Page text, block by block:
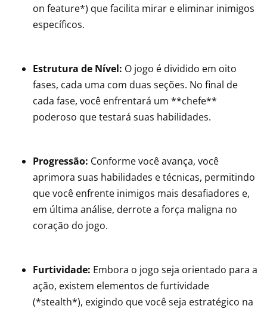
on feature*) que facilita mirar e eliminar inimigos
específicos.
Estrutura de Nível: O jogo é dividido em oito
fases, cada uma com duas seções. No final de
cada fase, você enfrentará um **chefe**
poderoso que testará suas habilidades.
Progressão: Conforme você avança, você
aprimora suas habilidades e técnicas, permitindo
que você enfrente inimigos mais desafiadores e,
em última análise, derrote a força maligna no
coração do jogo.
Furtividade: Embora o jogo seja orientado para a
ação, existem elementos de furtividade
(*stealth*), exigindo que você seja estratégico na